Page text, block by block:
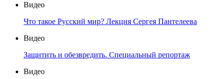
Видео
Что такое Русский мир? Лекция Сергея Пантелеева
Видео
Защитить и обезвредить. Специальный репортаж
Видео